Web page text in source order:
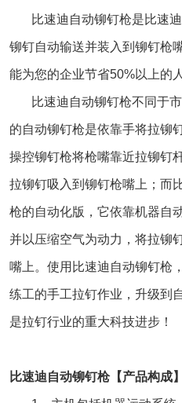
比速迪 自动铆钉枪是比速
铆钉自动输送并装入到铆钉枪
能为您的企业节省50%以上的
比速迪自动铆钉枪不同于市
的自动铆钉枪是依靠手将拉铆
操控铆钉枪将枪嘴靠近拉铆钉
拉铆钉吸入到铆钉枪嘴上；而
枪的自动化版，它依靠机器自
并以压缩空气为动力，将拉铆
嘴上。使用比速迪自动铆钉枪
练工的手工拉钉作业，升级到
是拉钉行业的重大科技进步！
比速迪自动铆钉枪【产品构成】